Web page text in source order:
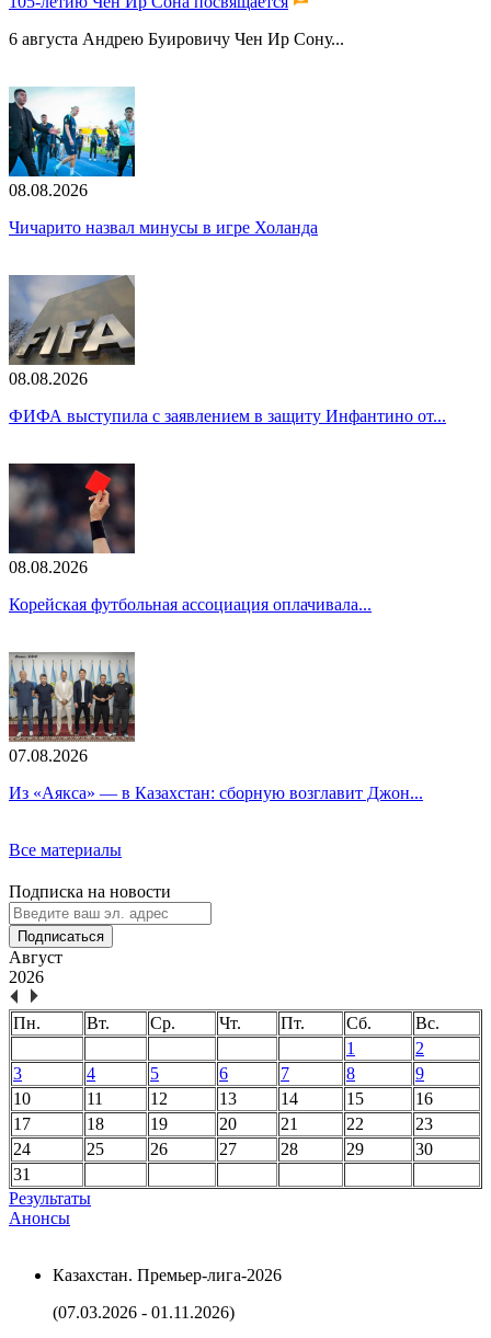
6 августа Андрею Буировичу Чен Ир Сону...
08.08.2026
Чичарито назвал минусы в игре Холанда
08.08.2026
ФИФА выступила с заявлением в защиту Инфантино от...
08.08.2026
Корейская футбольная ассоциация оплачивала...
07.08.2026
Из «Аякса» — в Казахстан: сборную возглавит Джон...
Все материалы
Подписка на новости
Подписаться
Август
2026
Пн. Вт. Ср. Чт. Пт. Сб.
Вс.
1
2
3
4 5 6 7 8
9
10
11 12 13 14 15
16
17
18 19 20 21 22
23
24
25 26 27 28 29
30
31
Результаты
Анонсы
Казахстан. Премьер-лига-2026
(07.03.2026 - 01.11.2026)